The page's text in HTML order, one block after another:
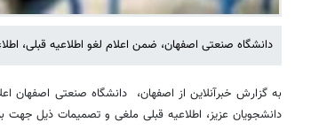
دانشگاه صنعتی اصفهان، ضمن اعلام لغو اطلاعیه قبلی،
به گزارش خبرآنلاین از اصفهان، دانشگاه صنعتی
دانشجویان عزیز، اطلاعیه قبلی ملغی و تصمیمات ذیل جهت